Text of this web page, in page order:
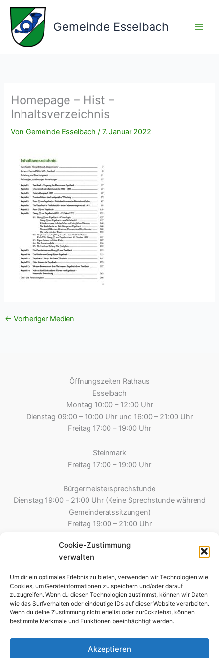
Cookie-Zustimmung
verwalten
Um dir ein optimales Erlebnis zu bieten, verwenden wir Technologien wie
Cookies, um Geräteinformationen zu speichern und/oder darauf
zuzugreifen. Wenn du diesen Technologien zustimmst, können wir Daten
wie das Surfverhalten oder eindeutige IDs auf dieser Website verarbeiten.
Wenn du deine Zustimmung nicht erteilst oder zurückziehst, können
bestimmte Merkmale und Funktionen beeinträchtigt werden.
Akzeptieren
Zum
Inhalt
springen
Gemeinde Esselbach
Homepage – Hist –
Inhaltsverzeichnis
VonGemeinde Esselbach/7. Januar 2022
← Vorheriger Medien
Öffnungszeiten Rathaus
Esselbach
Montag 10:00 – 12:00 Uhr
Dienstag 09:00 – 10:00 Uhr und 16:00 – 21:00 Uhr
Freitag 17:00 – 19:00 Uhr
Steinmark
Freitag 17:00 – 19:00 Uhr
Bürgermeistersprechstunde
Dienstag 19:00 – 21:00 Uhr (Keine Sprechstunde während
Gemeinderatssitzungen)
Freitag 19:00 – 21:00 Uhr
Gemeinde Esselbach
Hauptstraße 8
Tel.: 09394 – 2213
09394 – 8275 (Steinmark)
Fax: 09394-995790
E-Mail: kontakt@esselbach-online.de